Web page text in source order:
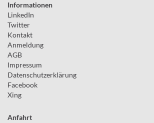
Informationen
LinkedIn
Twitter
Kontakt
Anmeldung
AGB
Impressum
Datenschutzerklärung
Facebook
Xing
Anfahrt